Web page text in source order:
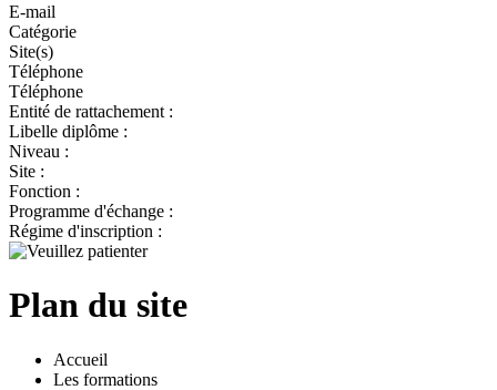
E-mail
Catégorie
Site(s)
Téléphone
Téléphone
Entité de rattachement :
Libelle diplôme :
Niveau :
Site :
Fonction :
Programme d'échange :
Régime d'inscription :
Plan du site
Accueil
Les formations